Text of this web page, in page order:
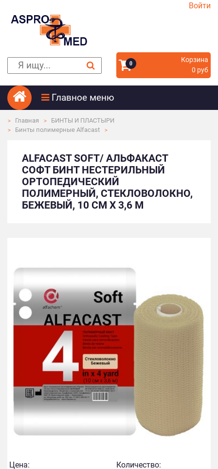
Войти
0
Корзина
0 руб
Главное меню
Главная
БИНТЫ И ПЛАСТЫРИ
Бинты полимерные Alfacast
ALFACAST SOFT/ АЛЬФАКАСТ
СОФТ БИНТ НЕСТЕРИЛЬНЫЙ
ОРТОПЕДИЧЕСКИЙ
ПОЛИМЕРНЫЙ, СТЕКЛОВОЛОКНО,
БЕЖЕВЫЙ, 10 СМ Х 3,6 М
Цена:
Количество: